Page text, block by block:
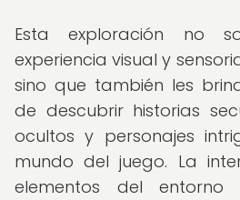
Esta exploración no
experiencia visual y
sino que también les
de descubrir historias
ocultos y personajes
mundo del juego. La
elementos del